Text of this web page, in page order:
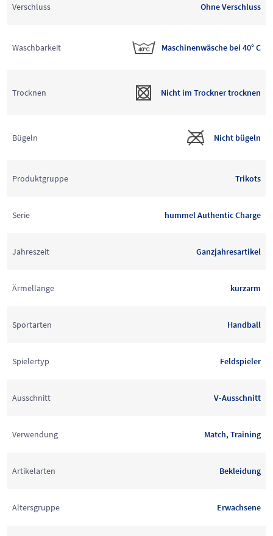
Verschluss Ohne Verschluss
Waschbarkeit Maschinenwäsche bei 40° C
Trocknen Nicht im Trockner trocknen
Bügeln Nicht bügeln
Produktgruppe Trikots
Serie hummel Authentic Charge
Jahreszeit Ganzjahresartikel
Ärmellänge kurzarm
Sportarten Handball
Spielertyp Feldspieler
Ausschnitt V-Ausschnitt
Verwendung Match, Training
Artikelarten Bekleidung
Altersgruppe Erwachsene